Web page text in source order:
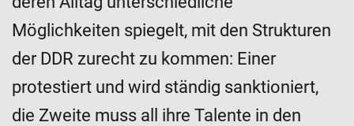
Möglichkeiten spiegelt, mit den Strukturen
der DDR zurecht zu kommen: Einer
protestiert und wird ständig sanktioniert,
die Zweite muss all ihre Talente in den